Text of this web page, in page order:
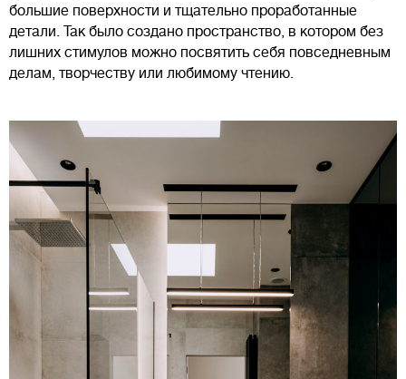
большие поверхности и тщательно проработанные
детали. Так было создано пространство, в котором без
лишних стимулов можно посвятить себя повседневным
делам, творчеству или любимому чтению.